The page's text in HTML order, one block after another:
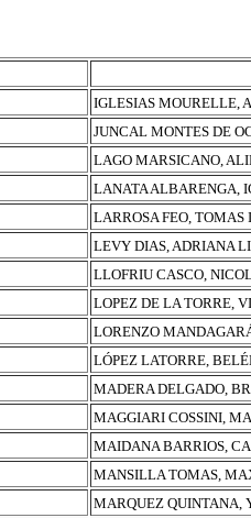
IGLESIAS MOURELLE,
JUNCAL MONTES DE
LAGO MARSICANO,
LANATA ALBARENGA,
LARROSA FEO, TOMAS
LEVY DIAS, ADRIANA
LLOFRIU CASCO,
LOPEZ DE LA TORRE,
LORENZO
LÓPEZ LATORRE,
MADERA DELGADO,
MAGGIARI COSSINI,
MAIDANA BARRIOS,
MANSILLA TOMAS,
MARQUEZ QUINTANA,